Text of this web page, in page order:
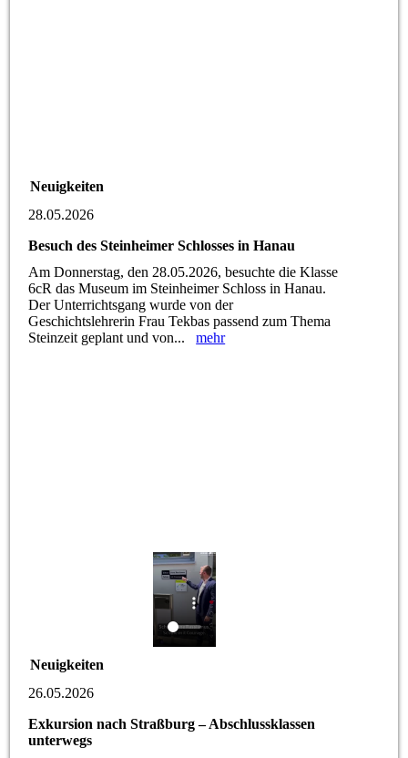
Neuigkeiten
28.05.2026
Besuch des Steinheimer Schlosses in Hanau
Am Donnerstag, den 28.05.2026, besuchte die Klasse
6cR das Museum im Steinheimer Schloss in Hanau.
Der Unterrichtsgang wurde von der
Geschichtslehrerin Frau Tekbas passend zum Thema
Steinzeit geplant und von...mehr
Neuigkeiten
26.05.2026
Exkursion nach Straßburg – Abschlussklassen
unterwegs